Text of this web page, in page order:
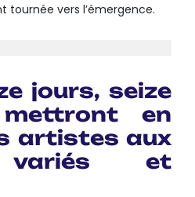
tournée vers l’émergence.
jours, seize
en
artistes aux
variés et